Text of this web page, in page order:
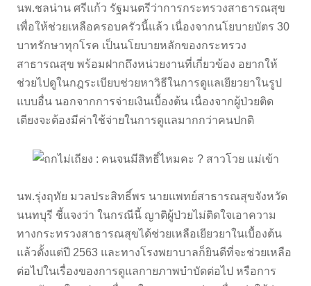
นพ.ชลน่าน ศรีแก้ว รัฐมนตรีว่าการกระทรวงสาธารณสุข
เพื่อให้ช่วยเหลือครอบครัวนี้แล้ว เนื่องจากนโยบายบัตร 30
บาทรักษาทุกโรค เป็นนโยบายหลักของกระทรวง
สาธารณสุข พร้อมฝากถึงหน่วยงานที่เกี่ยวข้อง อยากให้
ช่วยไปดูในกฎระเบียบช่วยหาวิธีในการดูแลเยียวยาในรูป
แบบอื่น นอกจากการจ่ายเงินเบื้องต้น เนื่องจากผู้ป่วยติด
เตียงจะต้องมีค่าใช้จ่ายในการดูแลมากกว่าคนปกติ
นพ.รุ่งฤทัย มวลประสิทธิ์พร นายแพทย์สาธารณสุขจังหวัด
นนทบุรี ชี้แจงว่า ในกรณีนี้ ญาติผู้ป่วยไม่ติดใจเอาความ
ทางกระทรวงสาธารณสุขได้ช่วยเหลือเยียวยาในเบื้องต้น
แล้วตั้งแต่ปี 2563 และทางโรงพยาบาลก็ยินดีที่จะช่วยเหลือ
ต่อไปในเรื่องของการดูแลกายภาพบำบัดต่อไป หรือการ